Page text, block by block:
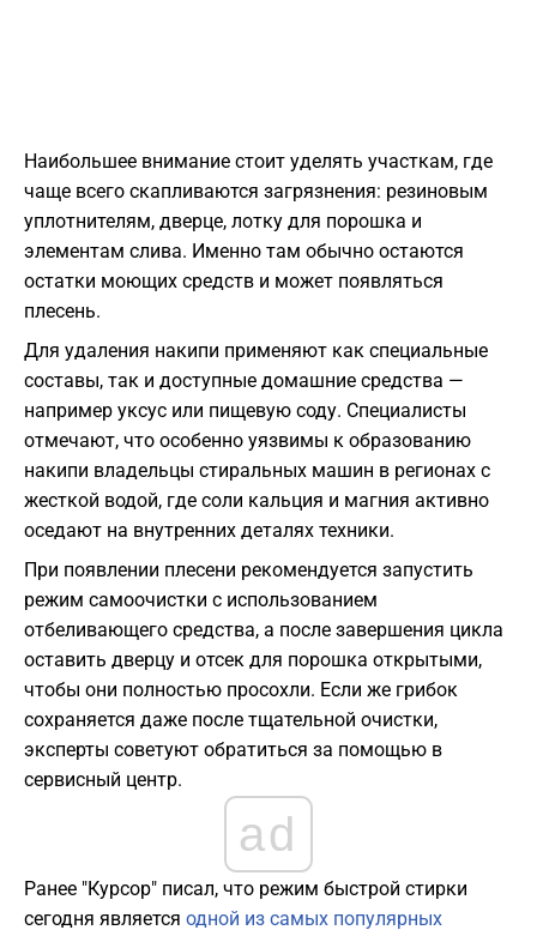
Наибольшее внимание стоит уделять участкам, где
чаще всего скапливаются загрязнения: резиновым
уплотнителям, дверце, лотку для порошка и
элементам слива. Именно там обычно остаются
остатки моющих средств и может появляться
плесень.
Для удаления накипи применяют как специальные
составы, так и доступные домашние средства —
например уксус или пищевую соду. Специалисты
отмечают, что особенно уязвимы к образованию
накипи владельцы стиральных машин в регионах с
жесткой водой, где соли кальция и магния активно
оседают на внутренних деталях техники.
При появлении плесени рекомендуется запустить
режим самоочистки с использованием
отбеливающего средства, а после завершения цикла
оставить дверцу и отсек для порошка открытыми,
чтобы они полностью просохли. Если же грибок
сохраняется даже после тщательной очистки,
эксперты советуют обратиться за помощью в
сервисный центр.
ad
Ранее "Курсор" писал, что режим быстрой стирки
сегодня является одной из самых популярных